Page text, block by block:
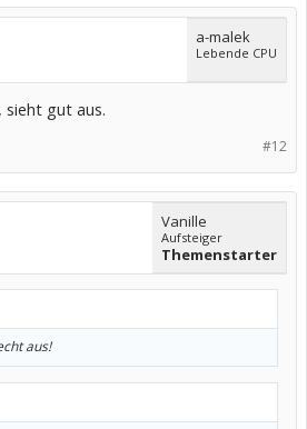
a-malek
Lebende CPU
gut aus.
#12
Vanille
Aufsteiger
Themenstarter
aus!